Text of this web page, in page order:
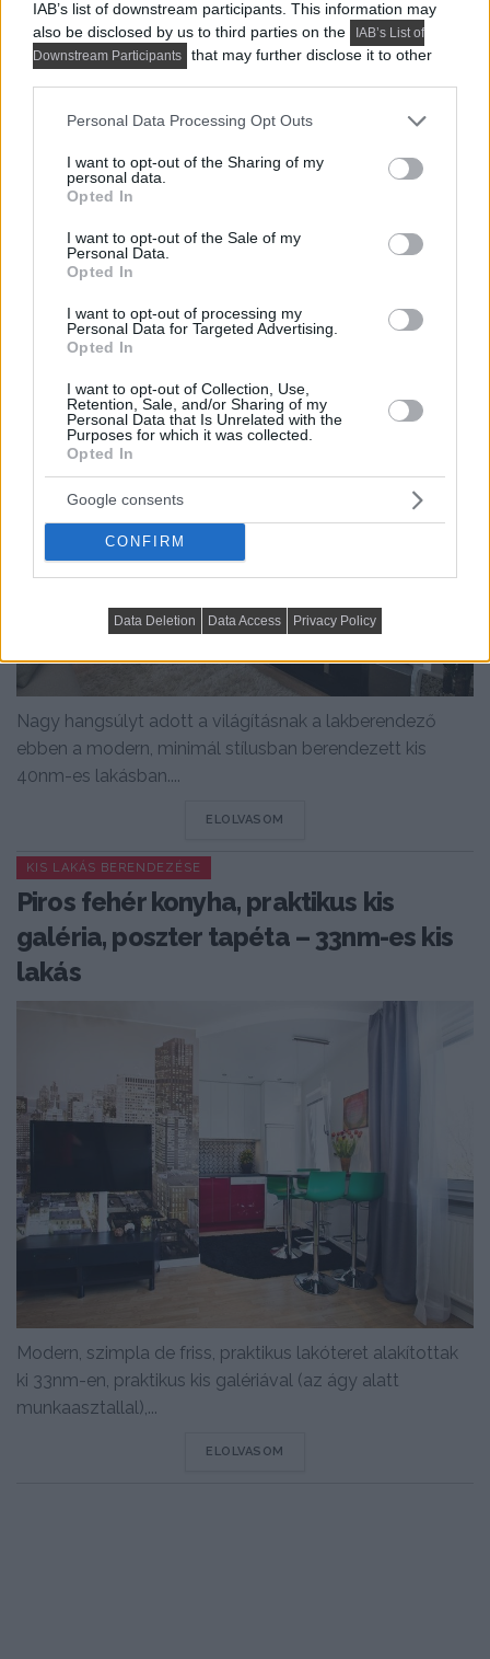
IAB’s list of downstream participants. This information may
also be disclosed by us to third parties on the
IAB’s List of
Downstream Participants
that may further disclose it to other
Please note that this website/app uses one or more Google
not limited to your visit or usage behaviour. You may click to
grant or deny consent to Google and its third-party tags to
use your data for below specified purposes in below Google
consent section.
Personal Data Processing Opt Outs
I want to opt-out of the Sharing of my
personal data.
Opted In
I want to opt-out of the Sale of my
Personal Data.
Opted In
I want to opt-out of processing my
Personal Data for Targeted Advertising.
Opted In
I want to opt-out of Collection, Use,
Retention, Sale, and/or Sharing of my
Personal Data that Is Unrelated with the
Purposes for which it was collected.
Opted In
Google consents
CONFIRM
Data Deletion Data Access Privacy Policy
Az alábbi képeken egy fiatal angoltanárnő kis lakását
láthatjátok, a lakberendezők a megrendelő ízlését,
KIS LAKÁS BERENDEZÉSE
Otthonos, minimál stílusban
berendezett kis 40m2-es lakás egy
egyedülálló férfinak
Nagy hangsúlyt adott a világításnak a lakberendező
ebben a modern, minimál stílusban berendezett kis
40nm-es lakásban....
ELOLVASOM
KIS LAKÁS BERENDEZÉSE
Piros fehér konyha, praktikus kis
galéria, poszter tapéta – 33nm-es kis
lakás
Modern, szimpla de friss, praktikus lakóteret alakítottak
ki 33nm-en, praktikus kis galériával (az ágy alatt
munkaasztallal),...
ELOLVASOM